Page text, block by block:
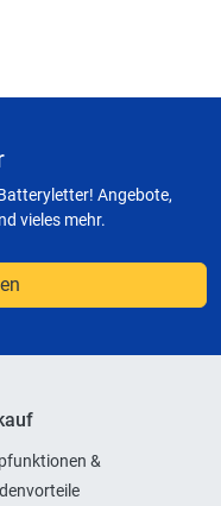
Angebote,
vieles mehr.
&